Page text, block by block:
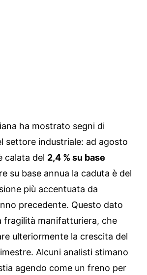
ha mostrato segni di
settore industriale: ad agosto
calata del 2,4 % su base
su base annua la caduta è del
più accentuata da
precedente. Questo dato
fragilità manifatturiera, che
ulteriormente la crescita del
Alcuni analisti stimano
agendo come un freno per